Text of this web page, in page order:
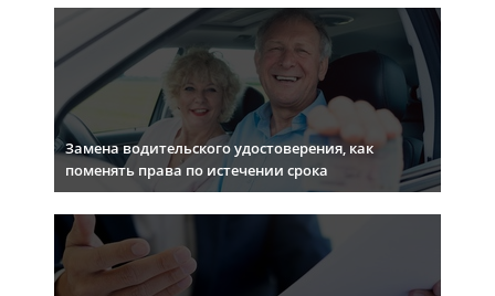
Замена водительского удостоверения, как
поменять права по истечении срока